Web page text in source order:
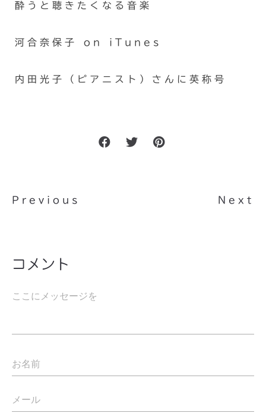
酔うと聴きたくなる音楽
河合奈保子 on iTunes
内田光子（ピアニスト）さんに英称号
Previous Next
コメント